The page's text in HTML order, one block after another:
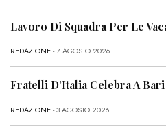
Lavoro Di Squadra Per Le
REDAZIONE- 7 AGOSTO 2026
Fratelli D’Italia Celebra A
REDAZIONE- 3 AGOSTO 2026